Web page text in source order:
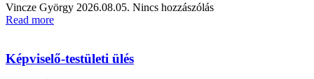
Vincze György 2026.08.05. Nincs hozzászólás
Read more
Képviselő-testületi ülés